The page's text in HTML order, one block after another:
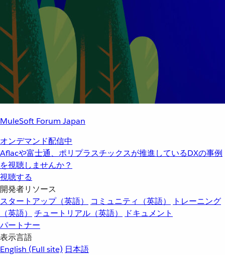
MuleSoft Forum Japan
オンデマンド配信中
Aflacや富士通、ポリプラスチックスが推進しているDXの事例
を視聴しませんか？
視聴する
開発者リソース
スタートアップ（英語）
コミュニティ（英語）
トレーニング
（英語）
チュートリアル（英語）
ドキュメント
パートナー
表示言語
English (Full site) 日本語